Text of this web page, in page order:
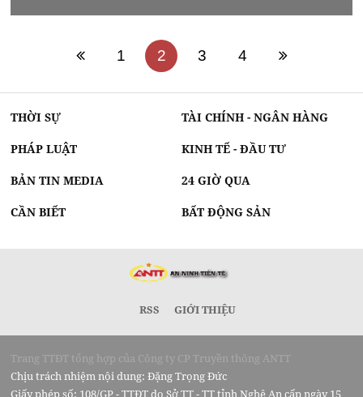
1 2 3 4
THỜI SỰ TÀI CHÍNH - NGÂN HÀNG
PHÁP LUẬT KINH TẾ - ĐẦU TƯ
BẢN TIN MEDIA 24 GIỜ QUA
CẦN BIẾT BẤT ĐỘNG SẢN
RSS GIỚI THIỆU
Trang TTĐT tổng hợp của Công ty CP Truyền thông ANTT
Chịu trách nhiệm nội dung: Đặng Trọng Đức
Giấy phép số: 108/GP - TTĐT do Sở TT - TT tỉnh Nghệ An cấp ngày 15